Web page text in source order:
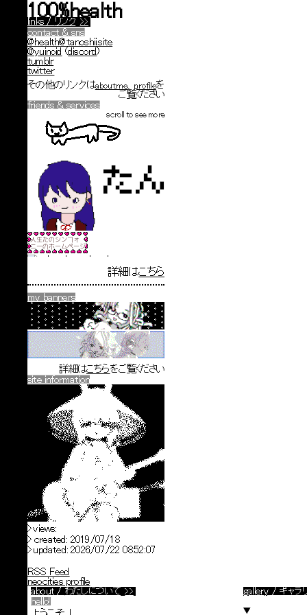
100%health
about/わたしについて >>
hello!
gallery/ギャラ
links / リンク >>
contact & sns
@health@tanoshii.site
@yuinoid (discord)
tumblr
twitter
その他のリンクはaboutme、 profileを
ご覧ください
friends & services
scroll to see more
右からうさぎ
deepblue3000dot.com
CLOUD GIRLS
COLLEGE
なかやばしのペ
くちばしの個人
サイト
詳細はこちら
my banners
詳細はこちらをご覧ください
site information
> views:
> created: 2019/07/18
> updated:2026/07/22 08:52:07
RSS Feed
neocities profile